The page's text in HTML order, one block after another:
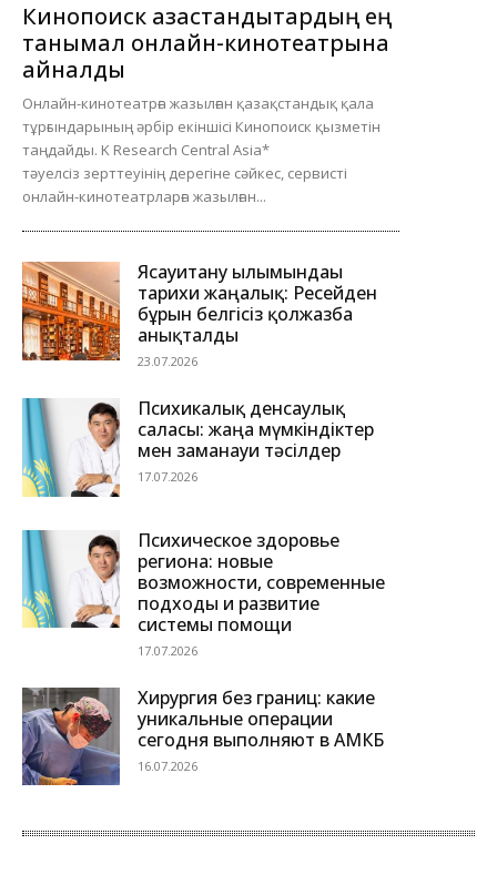
Кинопоиск қазақстандықтардың ең
танымал онлайн-кинотеатрына
айналды
Онлайн-кинотеатрға жазылған қазақстандық қала
тұрғындарының әрбір екіншісі Кинопоиск қызметін
таңдайды. K Research Central Asia*
тәуелсіз зерттеуінің дерегіне сәйкес, сервисті
онлайн-кинотеатрларға жазылған...
Ясауитану ғылымындағы
тарихи жаңалық: Ресейден
бұрын белгісіз қолжазба
анықталды
23.07.2026
Психикалық денсаулық
саласы: жаңа мүмкіндіктер
мен заманауи тәсілдер
17.07.2026
Психическое здоровье
региона: новые
возможности, современные
подходы и развитие
системы помощи
17.07.2026
Хирургия без границ: какие
уникальные операции
сегодня выполняют в АМКБ
16.07.2026